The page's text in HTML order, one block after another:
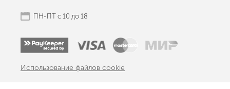
ПН-ПТ с 10 до 18
Использование файлов cookie